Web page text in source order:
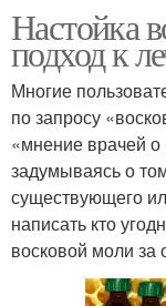
Настойка
подход к
Многие
по запросу
«мнение врачей
задумываясь о
существующего
написать кто
восковой моли за